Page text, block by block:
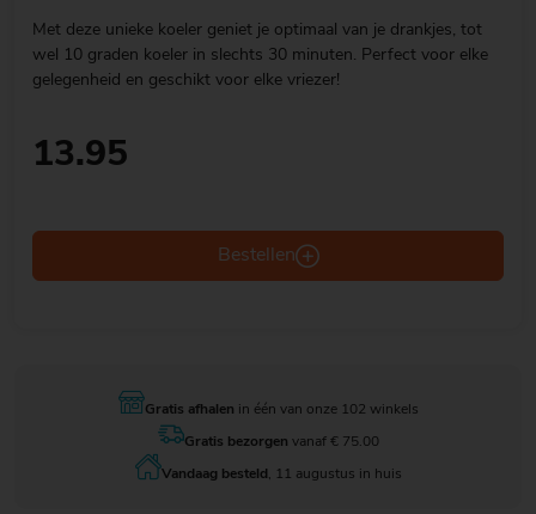
Met deze unieke koeler geniet je optimaal van je drankjes, tot
wel 10 graden koeler in slechts 30 minuten. Perfect voor elke
gelegenheid en geschikt voor elke vriezer!
13.95
Bestellen
Gratis afhalen in één van onze 102 winkels
Gratis bezorgen vanaf € 75.00
Vandaag besteld , 11 augustus in huis